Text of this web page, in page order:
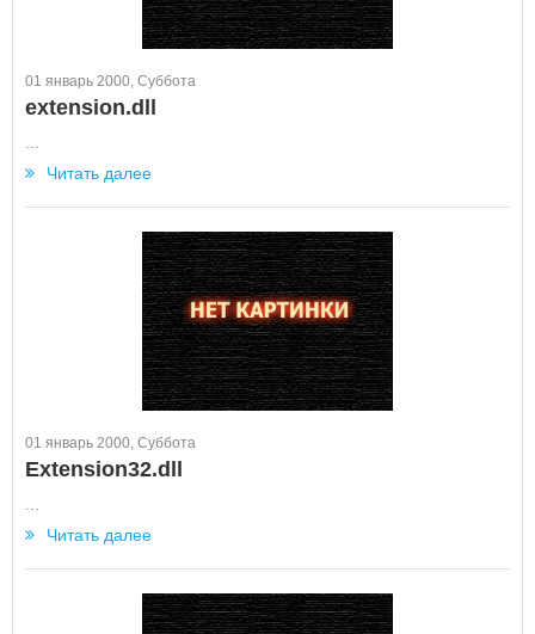
01 январь 2000, Суббота
extension.dll
Читать далее
01 январь 2000, Суббота
Extension32.dll
Читать далее